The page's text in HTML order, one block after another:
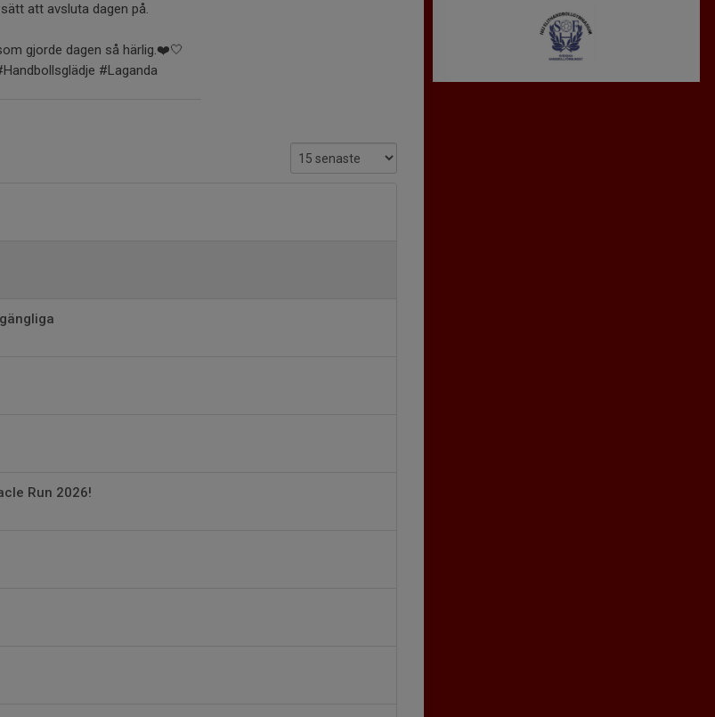
att avsluta dagen på.
gjorde dagen så härlig.❤️🤍
#Laganda
Run 2026!